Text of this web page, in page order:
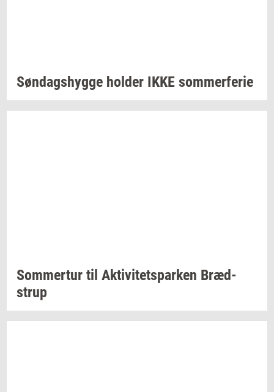
Søn­dags­hyg­ge hol­der IKKE som­mer­fe­rie
Som­mer­tur til Ak­ti­vi­tetspar­ken Bræd­
strup